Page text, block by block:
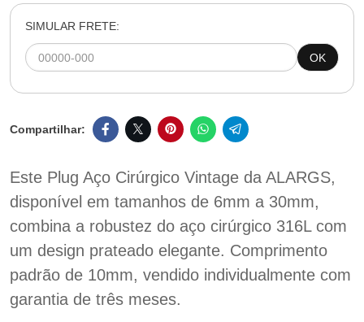
SIMULAR FRETE:
OK
Este Plug Aço Cirúrgico Vintage da ALARGS,
disponível em tamanhos de 6mm a 30mm,
combina a robustez do aço cirúrgico 316L com
um design prateado elegante. Comprimento
padrão de 10mm, vendido individualmente com
garantia de três meses.